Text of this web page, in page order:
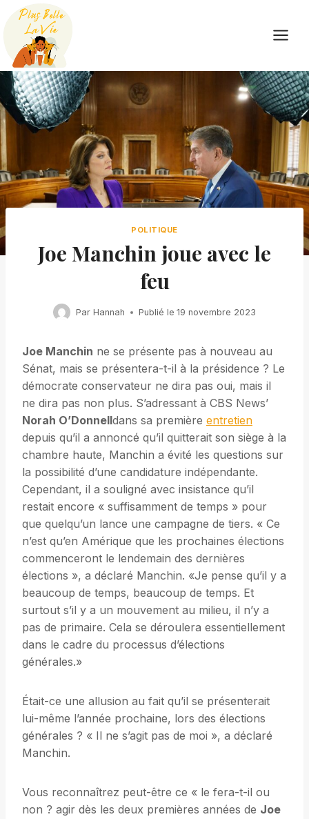
Skip
content
POLITIQUE
Joe Manchin joue avec le
feu
Par Hannah Publié le 19 novembre 2023
Joe Manchin ne se présente pas à nouveau au
Sénat, mais se présentera-t-il à la présidence ? Le
démocrate conservateur ne dira pas oui, mais il
ne dira pas non plus. S’adressant à CBS News’
Norah O’Donnelldans sa première entretien
depuis qu’il a annoncé qu’il quitterait son siège à la
chambre haute, Manchin a évité les questions sur
la possibilité d’une candidature indépendante.
Cependant, il a souligné avec insistance qu’il
restait encore « suffisamment de temps » pour
que quelqu’un lance une campagne de tiers. « Ce
n’est qu’en Amérique que les prochaines élections
commenceront le lendemain des dernières
élections », a déclaré Manchin. «Je pense qu’il y a
beaucoup de temps, beaucoup de temps. Et
surtout s’il y a un mouvement au milieu, il n’y a
pas de primaire. Cela se déroulera essentiellement
dans le cadre du processus d’élections
générales.»
Était-ce une allusion au fait qu’il se présenterait
lui-même l’année prochaine, lors des élections
générales ? « Il ne s’agit pas de moi », a déclaré
Manchin.
Vous reconnaîtrez peut-être ce « le fera-t-il ou
non ? agir dès les deux premières années de Joe